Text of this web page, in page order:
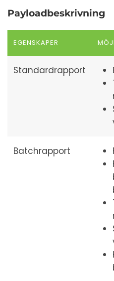
Payloadbeskrivning
EGENSKAPER
Standardrapport
Batchrapport